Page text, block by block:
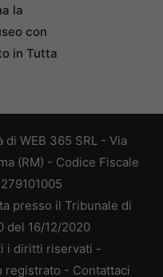
la
con
in Tutta
WEB 365 SRL - Via
(RM) - Codice Fiscale
presso il Tribunale di
del 16/12/2020
i diritti riservati -
registrato - Contattaci